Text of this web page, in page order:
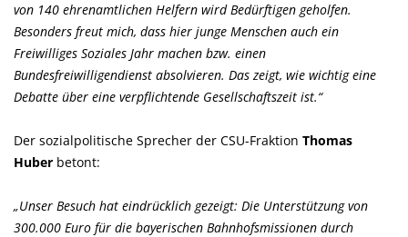
von 140 ehrenamtlichen Helfern wird Bedürftigen geholfen.
Besonders freut mich, dass hier junge Menschen auch ein
Freiwilliges Soziales Jahr machen bzw. einen
Bundesfreiwilligendienst absolvieren. Das zeigt, wie wichtig eine
Debatte über eine verpflichtende Gesellschaftszeit ist.“
Der sozialpolitische Sprecher der CSU-Fraktion Thomas
Huber betont:
Unser Besuch hat eindrücklich gezeigt: Die Unterstützung von
300.000 Euro für die bayerischen Bahnhofsmissionen durch